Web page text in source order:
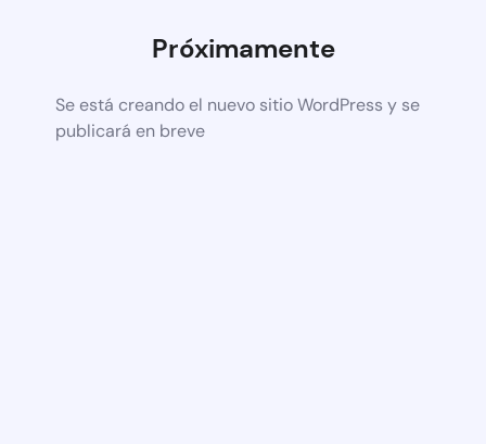
Próximamente
Se está creando el nuevo sitio WordPress y se
publicará en breve